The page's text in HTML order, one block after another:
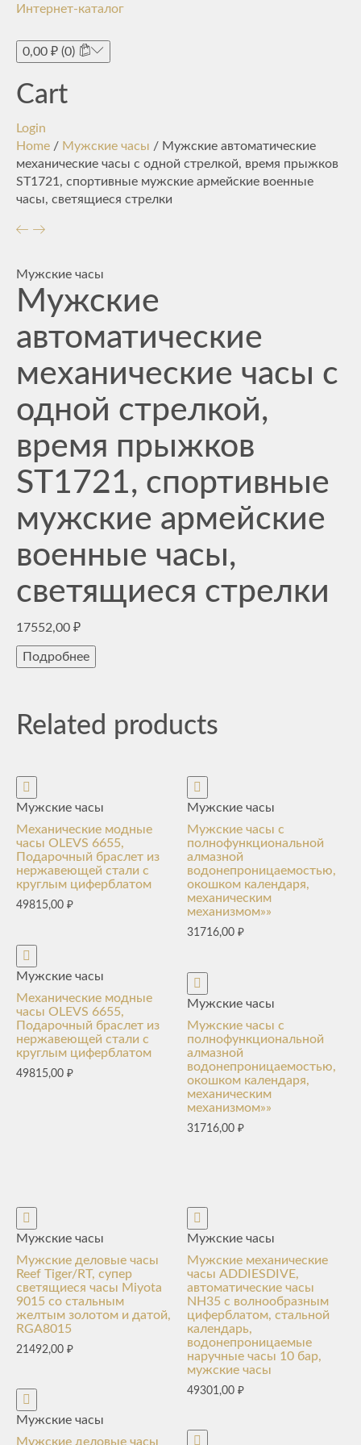
Интернет-каталог
0,00 ₽ (0)
Cart
Login
Home / Мужские часы / Мужские автоматические
механические часы с одной стрелкой, время прыжков
ST1721, спортивные мужские армейские военные
часы, светящиеся стрелки
Мужские часы
Мужские
автоматические
механические часы с
одной стрелкой,
время прыжков
ST1721, спортивные
мужские армейские
военные часы,
светящиеся стрелки
17552,00 ₽
Подробнее
Related products
Мужские часы
Механические модные
часы OLEVS 6655,
Подарочный браслет из
нержавеющей стали с
круглым циферблатом
49815,00 ₽
Мужские часы
Механические модные
часы OLEVS 6655,
Подарочный браслет из
нержавеющей стали с
круглым циферблатом
49815,00 ₽
Мужские часы
Мужские часы с
полнофункциональной
алмазной
водонепроницаемостью,
окошком календаря,
механическим
механизмом»»
31716,00₽
Мужские часы
Мужские часы с
полнофункциональной
алмазной
водонепроницаемостью,
окошком календаря,
механическим
механизмом»»
31716,00₽
Мужские часы
Мужские деловые часы
Reef Tiger/RT, супер
светящиеся часы Miyota
9015 со стальным
желтым золотом и датой,
RGA8015
21492,00 ₽
Мужские часы
Мужские деловые часы
Мужские часы
Мужские механические
часы ADDIESDIVE,
автоматические часы
NH35 с волнообразным
циферблатом, стальной
календарь,
водонепроницаемые
наручные часы 10 бар,
мужские часы
49301,00₽